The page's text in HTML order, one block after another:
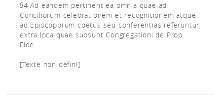
§4 Ad eandem pertinent ea omnia quae ad
Conciliorum celebrationem et recognitionem atque
ad Episcoporum coetus seu conferentias referuntur,
extra loca quae subsunt Congregationi de Prop.
Fide.
[Texte non défini]